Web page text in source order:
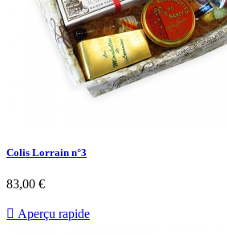
Colis Lorrain n°3
83,00 €
 Aperçu rapide